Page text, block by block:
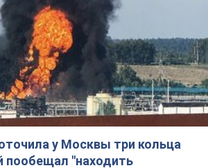
у Москвы три кольца
пообещал "находить